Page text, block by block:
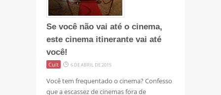
Se você não vai até o cinema,
este cinema itinerante vai até
você!
Cult 6 DE ABRIL DE 2015
Você tem frequentado o cinema? Confesso
que a escassez de cinemas fora de